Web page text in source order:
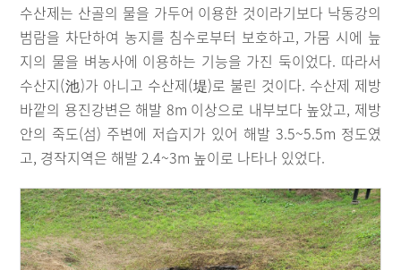
수산제는 산골의 물을 가두어 이용한 것이라기보다 낙동강의
범람을 차단하여 농지를 침수로부터 보호하고, 가뭄 시에 늪
지의 물을 벼농사에 이용하는 기능을 가진 둑이었다. 따라서
수산지(池)가 아니고 수산제(堤)로 불린 것이다. 수산제 제방
바깥의 용진강변은 해발 8m 이상으로 내부보다 높았고, 제방
안의 죽도(섬) 주변에 저습지가 있어 해발 3.5~5.5m 정도였
고, 경작지역은 해발 2.4~3m 높이로 나타나 있었다.